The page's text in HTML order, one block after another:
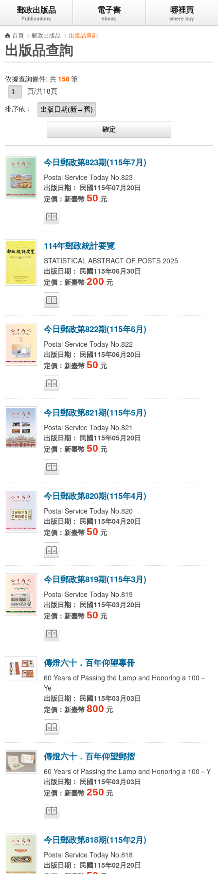
跳到主要內容區塊
郵政出版品 電子書 哪裡買
首頁 > 郵政出版品 > 出版品查詢
出版品查詢
依據查詢條件: 共 158筆
頁/共18頁
排序依：
今日郵政第823期(115年7月)
Postal Service Today No.823
出版日期： 民國115年07月20日
定價：新臺幣 50 元
114年郵政統計要覽
STATISTICAL ABSTRACT OF POSTS 2025
出版日期： 民國115年06月30日
定價：新臺幣 200 元
今日郵政第822期(115年6月)
Postal Service Today No.822
出版日期： 民國115年06月20日
定價：新臺幣 50 元
今日郵政第821期(115年5月)
Postal Service Today No.821
出版日期： 民國115年05月20日
定價：新臺幣 50 元
今日郵政第820期(115年4月)
Postal Service Today No.820
出版日期： 民國115年04月20日
定價：新臺幣 50 元
今日郵政第819期(115年3月)
Postal Service Today No.819
出版日期： 民國115年03月20日
定價：新臺幣 50 元
傳燈六十 ． 百年仰望專冊
60 Years of Passing the Lamp and Honoring a 100－
Ye
出版日期： 民國115年03月03日
定價：新臺幣 800 元
傳燈六十 ． 百年仰望郵摺
60 Years of Passing the Lamp and Honoring a 100－Y
出版日期： 民國115年03月03日
定價：新臺幣 250 元
今日郵政第818期(115年2月)
Postal Service Today No.818
出版日期： 民國115年02月20日